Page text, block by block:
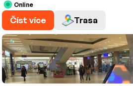
Online
Číst více Trasa